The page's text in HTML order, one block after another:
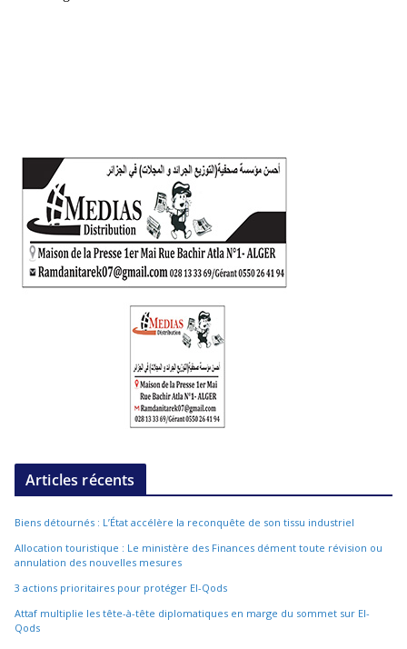
Articles récents
Biens détournés : L’État accélère la reconquête de son tissu industriel
Allocation touristique : Le ministère des Finances dément toute révision ou
annulation des nouvelles mesures
3 actions prioritaires pour protéger El-Qods
Attaf multiplie les tête-à-tête diplomatiques en marge du sommet sur El-
Qods